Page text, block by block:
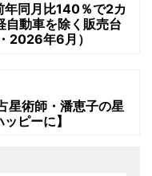
年同月比140％で2カ
自動車を除く販売台
2026年6月）
星術師・潘恵子の星
ピーに】